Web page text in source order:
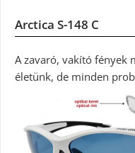
Arctica S-148 C
A zavaró, vakító fények
életünk, de minden